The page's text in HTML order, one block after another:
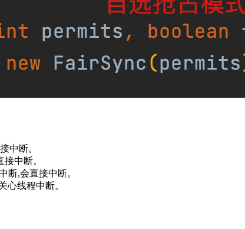
中断。
中断。
断,会直接中断。
心线程中断。